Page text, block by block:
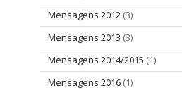
Mensagens 2012 (3)
Mensagens 2013 (3)
Mensagens 2014/2015 (1)
Mensagens 2016 (1)